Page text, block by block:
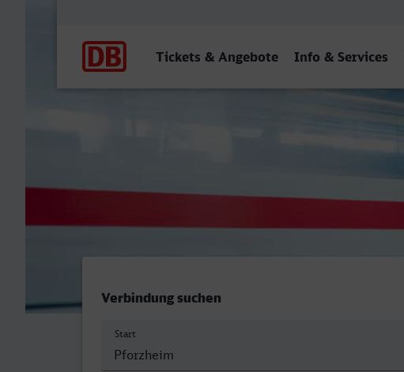
Tickets & Angebote Info & Services
Verbindung suchen
Start